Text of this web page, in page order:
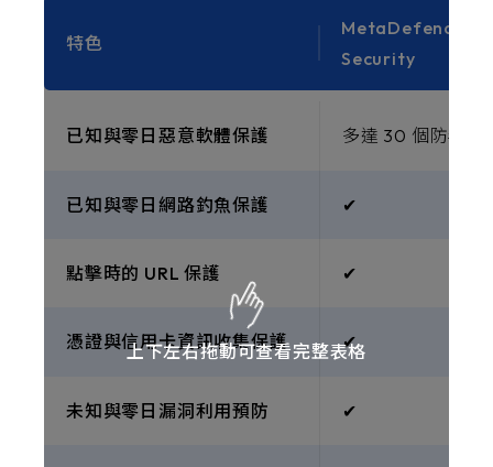
上下左右拖動可查看完整表格
特色
MetaDefender
Security
已知與零日惡意軟體保護
已知與零日網路釣魚保護
點擊時的 URL 保護
憑證與信用卡資訊收集保護
未知與零日漏洞利用預防
多達 30 個防毒引
✔︎
✔︎
✔︎
✔︎